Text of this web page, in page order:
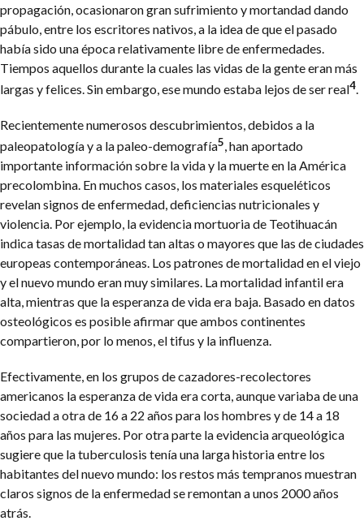
propagación, ocasionaron gran sufrimiento y mortandad dando
pábulo, entre los escritores nativos, a la idea de que el pasado
había sido una época relativamente libre de enfermedades.
Tiempos aquellos durante la cuales las vidas de la gente eran más
largas y felices. Sin embargo, ese mundo estaba lejos de ser real4.
Recientemente numerosos descubrimientos, debidos a la
paleopatología y a la paleo-demografía5, han aportado
importante información sobre la vida y la muerte en la América
precolombina. En muchos casos, los materiales esqueléticos
revelan signos de enfermedad, deficiencias nutricionales y
violencia. Por ejemplo, la evidencia mortuoria de Teotihuacán
indica tasas de mortalidad tan altas o mayores que las de ciudades
europeas contemporáneas. Los patrones de mortalidad en el viejo
y el nuevo mundo eran muy similares. La mortalidad infantil era
alta, mientras que la esperanza de vida era baja. Basado en datos
osteológicos es posible afirmar que ambos continentes
compartieron, por lo menos, el tifus y la influenza.
Efectivamente, en los grupos de cazadores-recolectores
americanos la esperanza de vida era corta, aunque variaba de una
sociedad a otra de 16 a 22 años para los hombres y de 14 a 18
años para las mujeres. Por otra parte la evidencia arqueológica
sugiere que la tuberculosis tenía una larga historia entre los
habitantes del nuevo mundo: los restos más tempranos muestran
claros signos de la enfermedad se remontan a unos 2000 años
atrás.